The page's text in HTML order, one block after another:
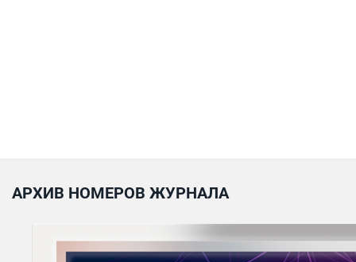
АРХИВ НОМЕРОВ ЖУРНАЛА